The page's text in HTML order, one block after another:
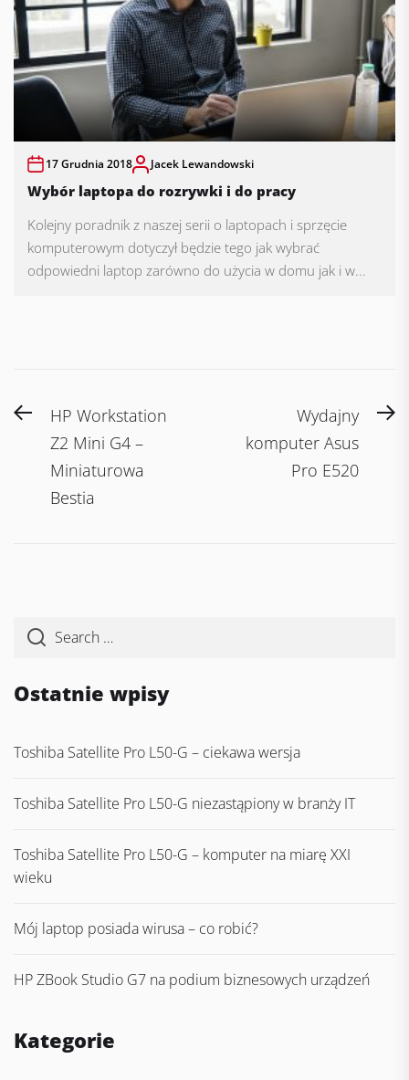
17 Grudnia 2018 Jacek Lewandowski
Wybór laptopa do rozrywki i do pracy
Kolejny poradnik z naszej serii o laptopach i sprzęcie
komputerowym dotyczył będzie tego jak wybrać
odpowiedni laptop zarówno do użycia w domu jak i w...
Nawigacja
wpisu
PreviousHP Workstation
Z2 Mini G4 –
Miniaturowa
Bestia
Wydajny
komputer Asus
Pro E520
Ostatnie wpisy
Toshiba Satellite Pro L50-G – ciekawa wersja
Toshiba Satellite Pro L50-G niezastąpiony w branży IT
Toshiba Satellite Pro L50-G – komputer na miarę XXI
wieku
Mój laptop posiada wirusa – co robić?
HP ZBook Studio G7 na podium biznesowych urządzeń
Kategorie